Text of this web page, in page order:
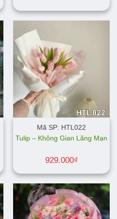
Mã SP: HTL022
Tulip – Không Gian Lãng Mạn
929.000₫